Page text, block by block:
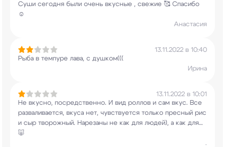
Суши сегодня были очень вкусные , свежие 🥰 Спасибо
☺️
Анастасия
13.11.2022 в 10:40
Рыба в темпуре лава, с душком(((
Ирина
13.11.2022 в 10:01
Не вкусно, посредственно. И вид роллов и сам вкус. Все
разваливается, вкуса нет, чувствуется только пресный рис
и сыр творожный. Нарезаны не как для людей), а как для…
🐷
.